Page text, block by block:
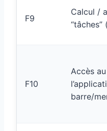
F9
Calcul /
“tâches”
F10
Accès
barre/